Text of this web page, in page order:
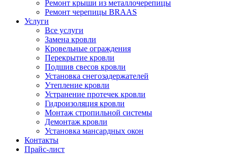
Ремонт крыши из металлочерепицы
Ремонт черепицы BRAAS
Услуги
Все услуги
Замена кровли
Кровельные ограждения
Перекрытие кровли
Подшив свесов кровли
Установка снегозадержателей
Утепление кровли
Устранение протечек кровли
Гидроизоляция кровли
Монтаж стропильной системы
Демонтаж кровли
Установка мансардных окон
Контакты
Прайс-лист